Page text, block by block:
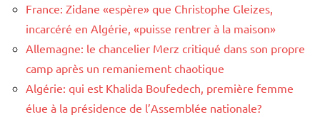
France: Zidane «espère» que Christophe Gleizes,
incarcéré en Algérie, «puisse rentrer à la maison»
Allemagne: le chancelier Merz critiqué dans son propre
camp après un remaniement chaotique
Algérie: qui est Khalida Boufedech, première femme
élue à la présidence de l’Assemblée nationale?